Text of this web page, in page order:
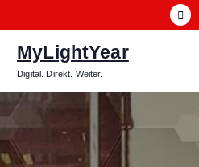
h
a
l
t
MyLightYear
Digital. Direkt. Weiter.